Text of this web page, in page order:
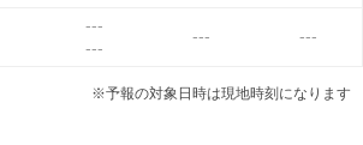
---
---
--- ---
※予報の対象日時は現地時刻になります